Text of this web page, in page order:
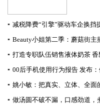
▪ 减税降费“引擎”驱动车企换挡
▪ Beauty小姐第二季：蘑菇街主
▪ 打造专职队伍销售液体奶茶 香
▪ 00后手机使用行为报告 发布：
▪ 姚小敏：把真实、立体、全面
▪ 做汤圆不破不漏，口感劲道，